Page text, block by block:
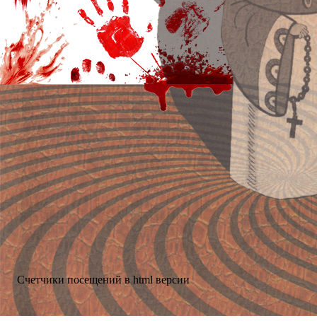
Счетчики посещений в html версии